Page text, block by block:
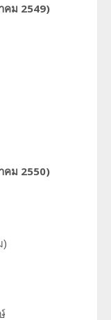
คม 2549)
คม 2550)
)